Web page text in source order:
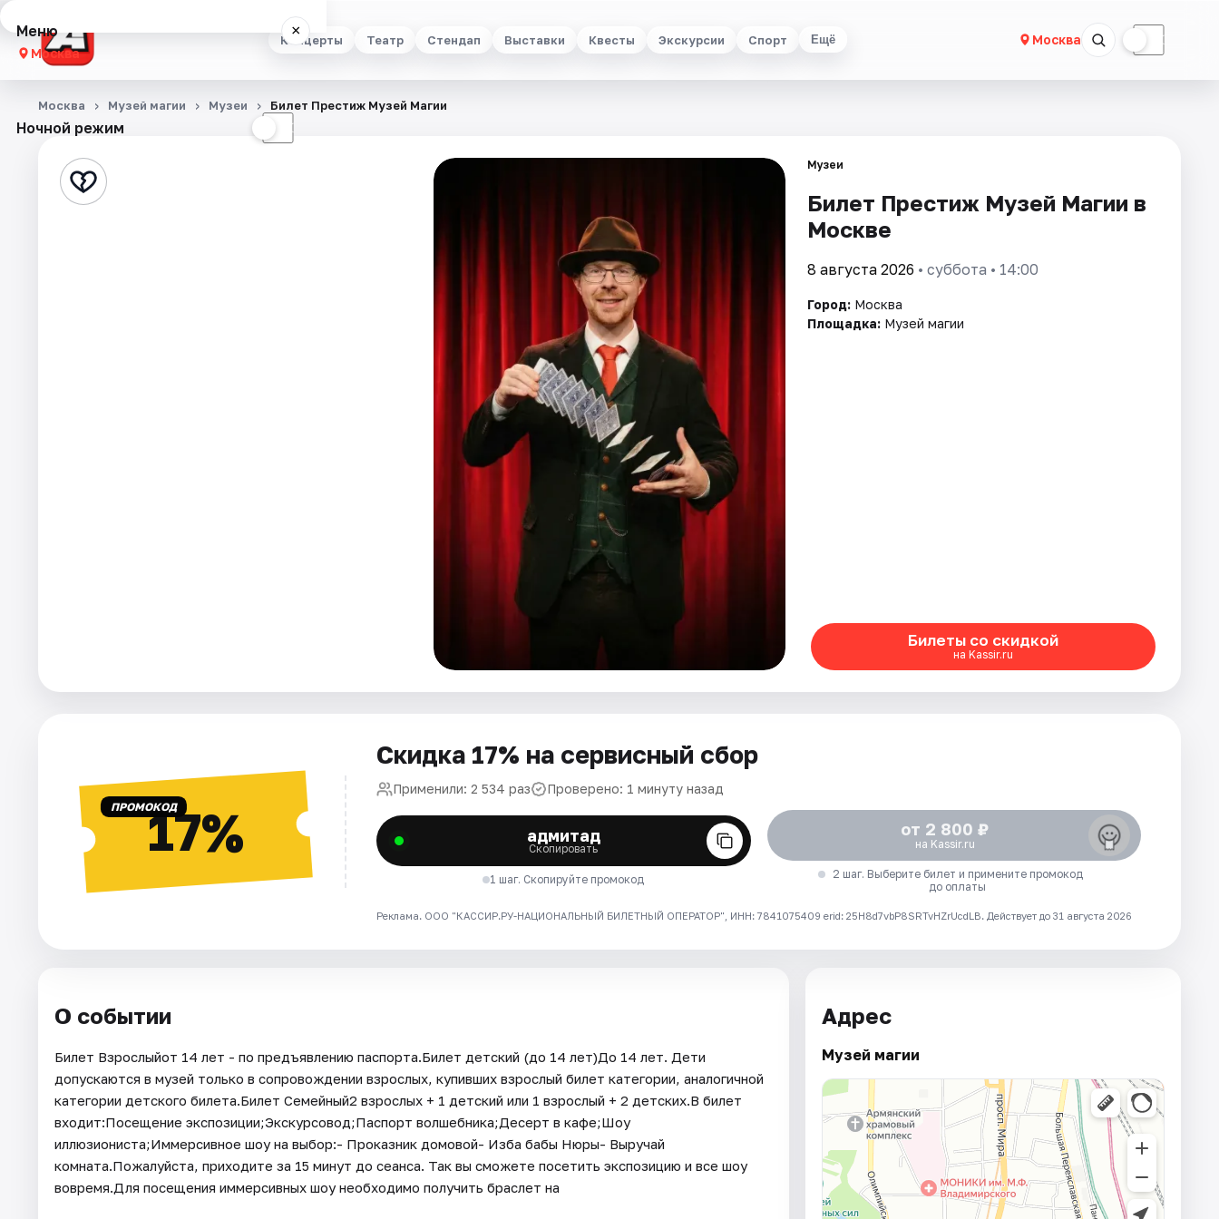
Концерты Театр Стендап Выставки Квесты Экскурсии Спорт Ещё Москва ☾
Меню ×
Москва
Концерты
Стендап
Ночной режим ☾
Москва Музей магии Музеи Билет Престиж Музей Магии
Музеи
Билет Престиж Музей Магии в
Москве
8 августа 2026 • суббота • 14:00
Город: Москва
Площадка: Музей магии
Билеты со скидкой
на Kassir.ru
ПРОМОКОД17%
Скидка 17% на сервисный сбор
Применили: 2 534 раз Проверено: 1 минуту назад
адмитад
Скопировать
1 шаг. Скопируйте промокод
от 2 800 ₽
на Kassir.ru
2 шаг. Выберите билет и примените промокод
до оплаты
Реклама. ООО "КАССИР.РУ-НАЦИОНАЛЬНЫЙ БИЛЕТНЫЙ ОПЕРАТОР", ИНН: 7841075409 erid: 25H8d7vbP8SRTvHZrUcdLB. Действует до 31 августа 2026
О событии
Билет Взрослыйот 14 лет - по предъявлению паспорта.Билет детский (до 14 лет)До 14 лет. Дети
допускаются в музей только в сопровождении взрослых, купивших взрослый билет категории, аналогичной
категории детского билета.Билет Семейный2 взрослых + 1 детский или 1 взрослый + 2 детских.В билет
входит:Посещение экспозиции;Экскурсовод;Паспорт волшебника;Десерт в кафе;Шоу
иллюзиониста;Иммерсивное шоу на выбор:- Проказник домовой- Изба бабы Нюры- Выручай
комната.Пожалуйста, приходите за 15 минут до сеанса. Так вы сможете посетить экспозицию и все шоу
вовремя.Для посещения иммерсивных шоу необходимо получить браслет на
Адрес
Музей магии